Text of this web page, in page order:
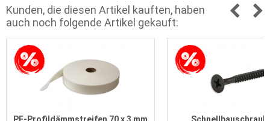
Kunden, die diesen Artikel kauften, haben
auch noch folgende Artikel gekauft: